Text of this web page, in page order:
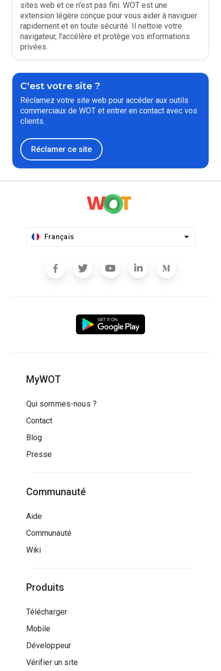
sites web et ce n'est pas fini. WOT est une
extension légère conçue pour vous aider à naviguer
rapidement et en toute sécurité. Il nettoie votre
navigateur, l'accélère et protège vos informations
privées.
C'est votre site ?
Réclamez votre site web pour accéder aux outils
commerciaux de WOT et entrer en contact avec vos
clients.
Réclamer ce site
Français
MyWOT
Qui sommes-nous ?
Contact
Blog
Presse
Communauté
Aide
Communauté
Wiki
Produits
Télécharger
Mobile
Développeur
Vérifier un site